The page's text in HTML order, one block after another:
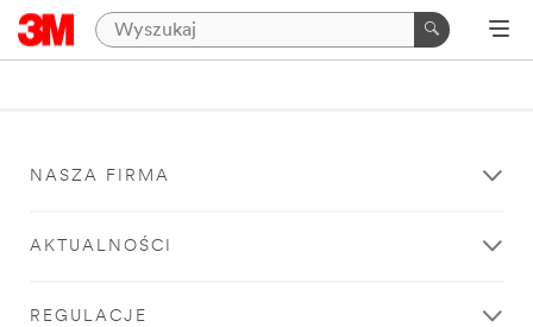
NASZA FIRMA
AKTUALNOŚCI
REGULACJE